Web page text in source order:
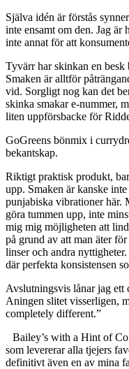
Själva idén är förstås
inte ensamt om den. Jag
inte annat för att
Tyvärr har skinkan en besk
Smaken är alltför
vid. Sorgligt nog kan det
skinka smakar e-nummer,
liten uppförsbacke för
GoGreens bönmix i
bekantskap.
Riktigt praktisk produkt,
upp. Smaken är kanske
punjabiska vibrationer här.
göra tummen upp, inte
mig mig möjligheten att
på grund av att man äter
linser och andra
där perfekta konsistensen
Avslutningsvis lånar jag
Aningen slitet visserligen,
completely different.”
Bailey’s with a Hint of
som levererar alla tjejers
definitivt även en av mina